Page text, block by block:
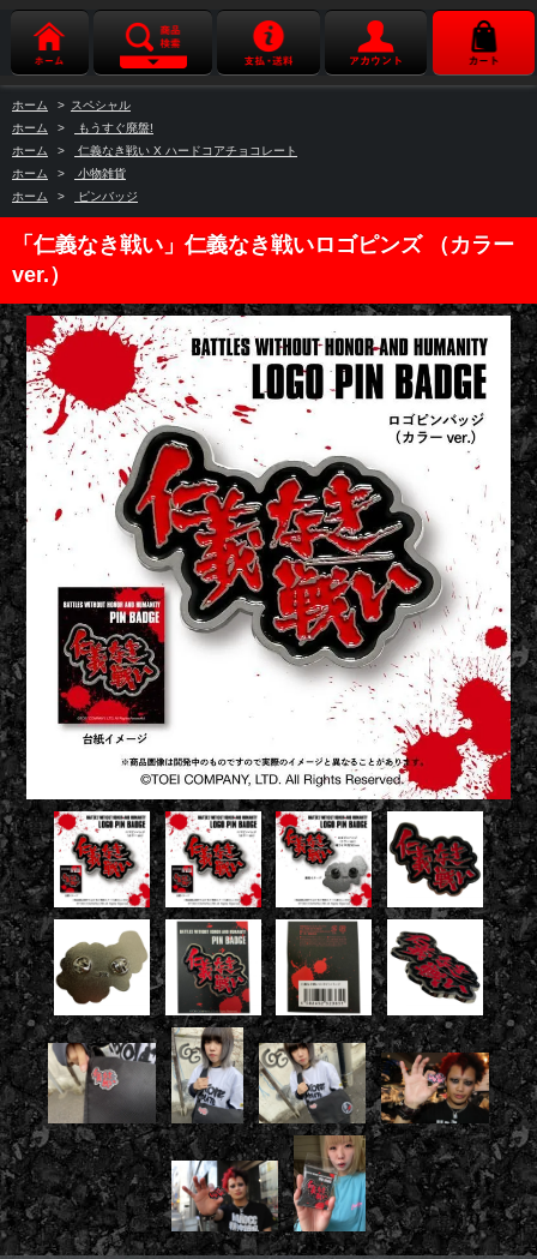
ホーム > スペシャル
ホーム
>
もうすぐ廃盤!
ホーム
>
仁義なき戦い X ハードコアチョコレート
ホーム
>
小物雑貨
ホーム
> ピンバッジ
「仁義なき戦い」仁義なき戦いロゴピンズ （カラー
ver.）